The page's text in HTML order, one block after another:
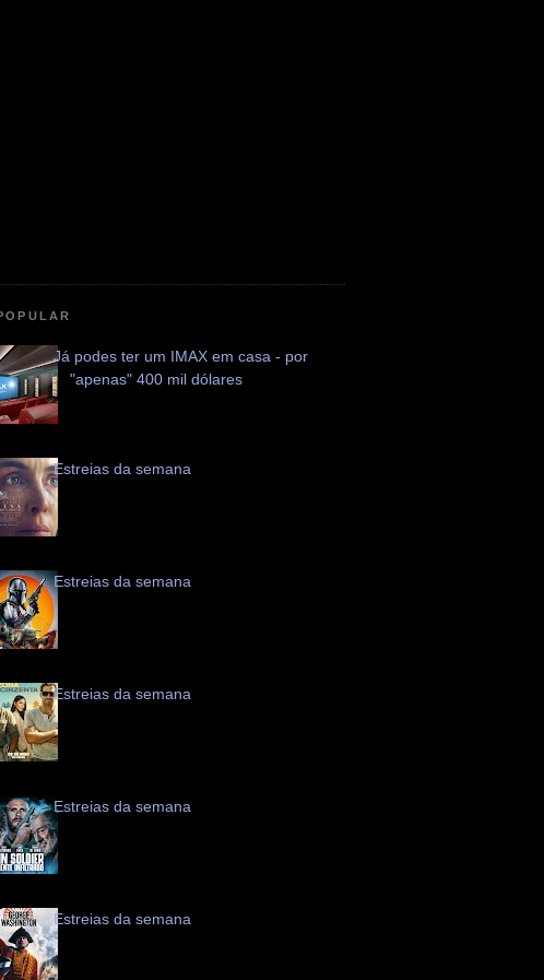
Já podes ter um IMAX em casa - por
"apenas" 400 mil dólares
Estreias da semana
Estreias da semana
Estreias da semana
Estreias da semana
Estreias da semana